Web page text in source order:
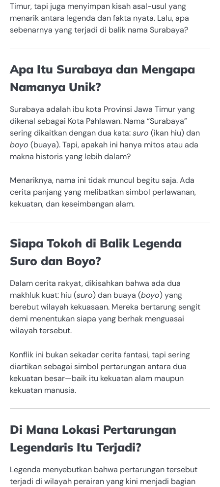
Timur, tapi juga menyimpan kisah asal-usul yang
menarik antara legenda dan fakta nyata. Lalu, apa
sebenarnya yang terjadi di balik nama Surabaya?
Apa Itu Surabaya dan Mengapa
Namanya Unik?
Surabaya adalah ibu kota Provinsi Jawa Timur yang
dikenal sebagai Kota Pahlawan. Nama “Surabaya”
sering dikaitkan dengan dua kata:suro (ikan hiu) dan
boyo (buaya). Tapi, apakah ini hanya mitos atau ada
makna historis yang lebih dalam?
Menariknya, nama ini tidak muncul begitu saja. Ada
cerita panjang yang melibatkan simbol perlawanan,
kekuatan, dan keseimbangan alam.
Siapa Tokoh di Balik Legenda
Suro dan Boyo?
Dalam cerita rakyat, dikisahkan bahwa ada dua
makhluk kuat: hiu (suro) dan buaya (boyo) yang
berebut wilayah kekuasaan. Mereka bertarung sengit
demi menentukan siapa yang berhak menguasai
wilayah tersebut.
Konflik ini bukan sekadar cerita fantasi, tapi sering
diartikan sebagai simbol pertarungan antara dua
kekuatan besar—baik itu kekuatan alam maupun
kekuatan manusia.
Di Mana Lokasi Pertarungan
Legendaris Itu Terjadi?
Legenda menyebutkan bahwa pertarungan tersebut
terjadi di wilayah perairan yang kini menjadi bagian